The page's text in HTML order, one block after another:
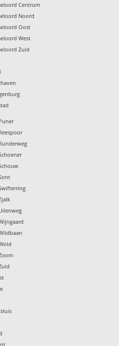
Centrum
Noord
Oost
West
Zuid